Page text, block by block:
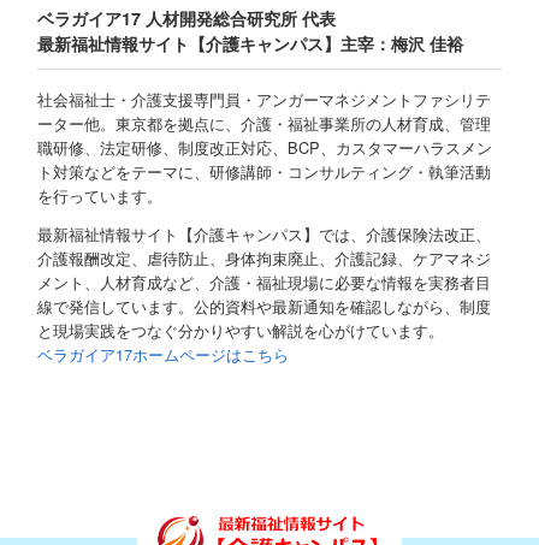
ベラガイア17 人材開発総合研究所 代表
最新福祉情報サイト【介護キャンパス】主宰：梅沢 佳裕
社会福祉士・介護支援専門員・アンガーマネジメントファシリテ
ーター他。東京都を拠点に、介護・福祉事業所の人材育成、管理
職研修、法定研修、制度改正対応、BCP、カスタマーハラスメン
ト対策などをテーマに、研修講師・コンサルティング・執筆活動
を行っています。
最新福祉情報サイト【介護キャンパス】では、介護保険法改正、
介護報酬改定、虐待防止、身体拘束廃止、介護記録、ケアマネジ
メント、人材育成など、介護・福祉現場に必要な情報を実務者目
線で発信しています。公的資料や最新通知を確認しながら、制度
と現場実践をつなぐ分かりやすい解説を心がけています。
ベラガイア17ホームページはこちら